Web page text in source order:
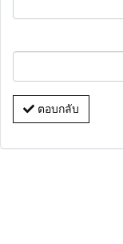
ตอบกลับ